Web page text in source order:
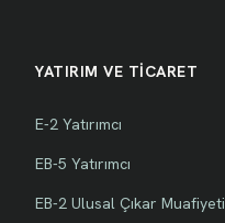
YATIRIM VE TİCARET
E-2 Yatırımcı
EB-5 Yatırımcı
EB-2 Ulusal Çıkar Muafiyeti